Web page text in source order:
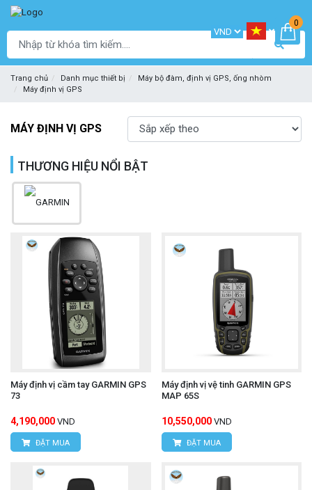
0
Trang chủ Danh mục thiết bị
Máy bộ đàm, định vị GPS, ống nhòm
Máy định vị GPS
MÁY ĐỊNH VỊ GPS
THƯƠNG HIỆU NỔI BẬT
Máy định vị cầm tay GARMIN GPS
73
4,190,000 VND
ĐẶT MUA
Máy định vị vệ tinh GARMIN GPS
MAP 65S
10,550,000 VND
ĐẶT MUA